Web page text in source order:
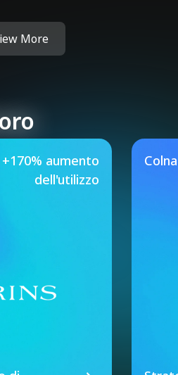
More
Case Studies
+170% aumento
dell'utilizzo